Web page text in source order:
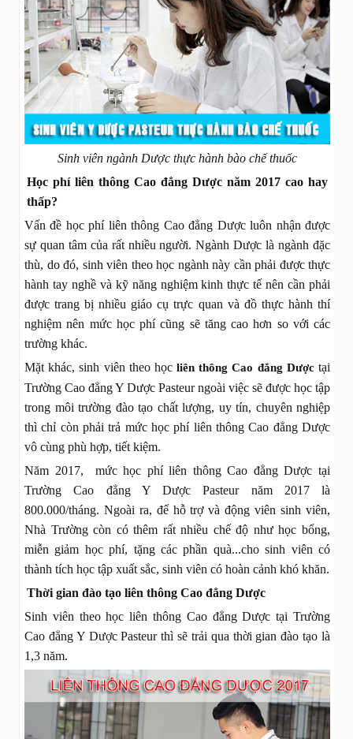
Sinh viên ngành Dược thực hành bào chế thuốc
Học phí liên thông Cao đẳng Dược năm 2017 cao hay
thấp?
Vấn đề học phí liên thông Cao đẳng Dược luôn nhận được
sự quan tâm của rất nhiều người. Ngành Dược là ngành đặc
thù, do đó, sinh viên theo học ngành này cần phải được thực
hành tay nghề và kỹ năng nghiệm kinh thực tế nên cần phải
được trang bị nhiều giáo cụ trực quan và đồ thực hành thí
nghiệm nên mức học phí cũng sẽ tăng cao hơn so với các
trường khác.
Mặt khác, sinh viên theo họcliên thông Cao đẳng Dượctại
Trường Cao đẳng Y Dược Pasteur ngoài việc sẽ được học tập
trong môi trường đào tạo chất lượng, uy tín, chuyên nghiệp
thì chỉ còn phải trả mức học phí liên thông Cao đẳng Dược
vô cùng phù hợp, tiết kiệm.
Năm 2017, mức học phí liên thông Cao đẳng Dược tại
Trường Cao đẳng Y Dược Pasteur năm 2017 là
800.000/tháng. Ngoài ra, để hỗ trợ và động viên sinh viên,
Nhà Trường còn có thêm rất nhiều chế độ như học bổng,
miễn giảm học phí, tặng các phần quà...cho sinh viên có
thành tích học tập xuất sắc, sinh viên có hoàn cảnh khó khăn.
Thời gian đào tạo liên thông Cao đẳng Dược
Sinh viên theo học liên thông Cao đẳng Dược tại Trường
Cao đẳng Y Dược Pasteur thì sẽ trải qua thời gian đào tạo là
1,3 năm.